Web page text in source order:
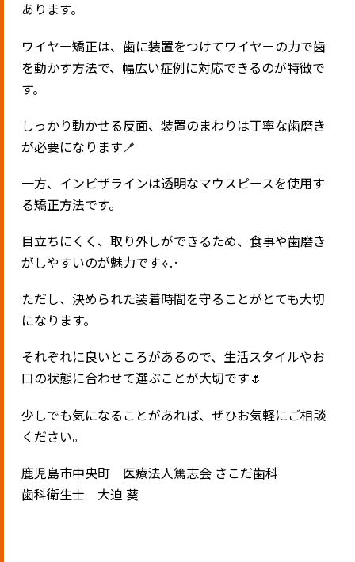
あります。
ワイヤー矯正は、歯に装置をつけてワイヤーの力で歯
を動かす方法で、幅広い症例に対応できるのが特徴で
す。
しっかり動かせる反面、装置のまわりは丁寧な歯磨き
が必要になります🪥
一方、インビザラインは透明なマウスピースを使用す
る矯正方法です。
目立ちにくく、取り外しができるため、食事や歯磨き
がしやすいのが魅力です⟡.·
ただし、決められた装着時間を守ることがとても大切
になります。
それぞれに良いところがあるので、生活スタイルやお
口の状態に合わせて選ぶことが大切です🌷
少しでも気になることがあれば、ぜひお気軽にご相談
ください。
鹿児島市中央町 医療法人篤志会 さこだ歯科
歯科衛生士 大迫 葵